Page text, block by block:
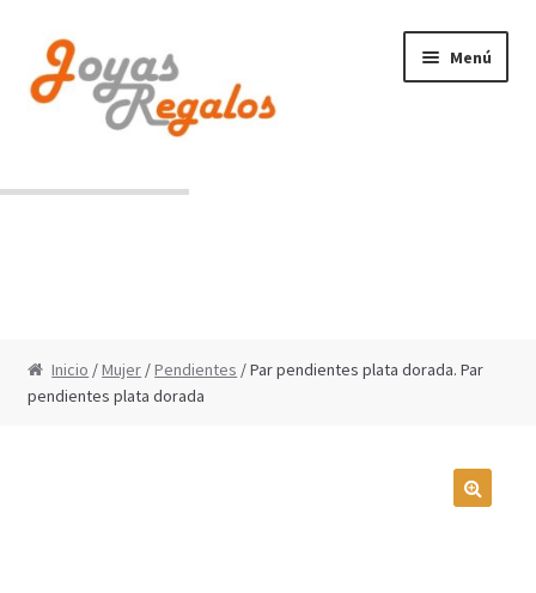
a
la
navegación
al
contenido
Menú
Inicio /Mujer /Pendientes / Par pendientes plata dorada. Par
pendientes plata dorada